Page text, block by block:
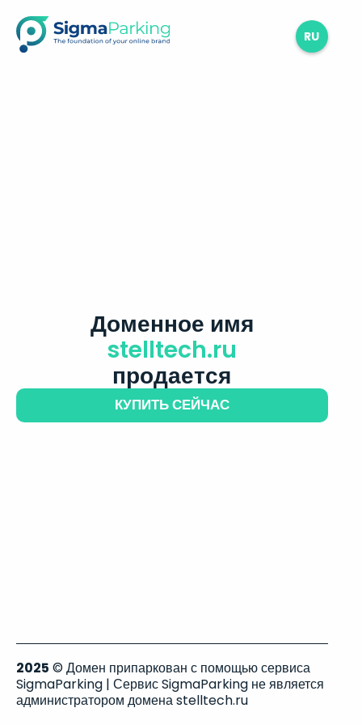
RU
Доменное имя
stelltech.ru
продается
КУПИТЬ СЕЙЧАС
2025 © Домен припаркован с помощью сервиса
SigmaParking | Сервис SigmaParking не является
администратором домена stelltech.ru